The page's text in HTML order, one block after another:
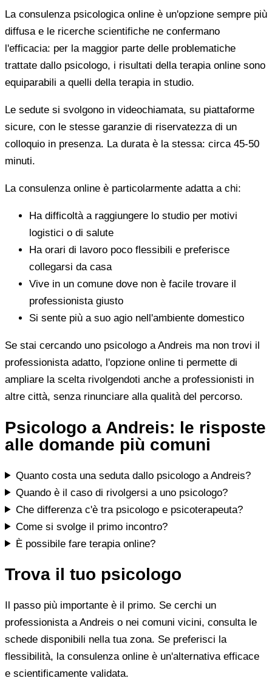
La consulenza psicologica online è un'opzione sempre più
diffusa e le ricerche scientifiche ne confermano
l'efficacia: per la maggior parte delle problematiche
trattate dallo psicologo, i risultati della terapia online sono
equiparabili a quelli della terapia in studio.
Le sedute si svolgono in videochiamata, su piattaforme
sicure, con le stesse garanzie di riservatezza di un
colloquio in presenza. La durata è la stessa: circa 45-50
minuti.
La consulenza online è particolarmente adatta a chi:
Ha difficoltà a raggiungere lo studio per motivi
logistici o di salute
Ha orari di lavoro poco flessibili e preferisce
collegarsi da casa
Vive in un comune dove non è facile trovare il
professionista giusto
Si sente più a suo agio nell'ambiente domestico
Se stai cercando uno psicologo a Andreis ma non trovi il
professionista adatto, l'opzione online ti permette di
ampliare la scelta rivolgendoti anche a professionisti in
altre città, senza rinunciare alla qualità del percorso.
Psicologo a Andreis: le risposte
alle domande più comuni
Quanto costa una seduta dallo psicologo a Andreis?
Quando è il caso di rivolgersi a uno psicologo?
Che differenza c'è tra psicologo e psicoterapeuta?
Come si svolge il primo incontro?
È possibile fare terapia online?
Trova il tuo psicologo
Il passo più importante è il primo. Se cerchi un
professionista a Andreis o nei comuni vicini, consulta le
schede disponibili nella tua zona. Se preferisci la
flessibilità, la consulenza online è un'alternativa efficace
e scientificamente validata.